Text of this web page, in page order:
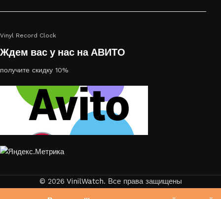
Vinyl Record Clock
Ждем вас у нас на АВИТО
получите скидку 10%
© 2026 VinilWatch. Все права защищены